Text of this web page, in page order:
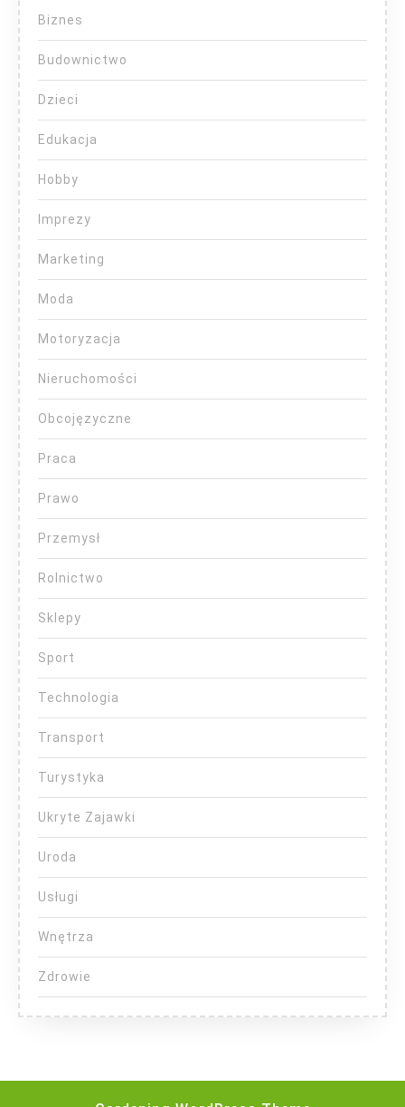
Biznes
Budownictwo
Dzieci
Edukacja
Hobby
Imprezy
Marketing
Moda
Motoryzacja
Nieruchomości
Obcojęzyczne
Praca
Prawo
Przemysł
Rolnictwo
Sklepy
Sport
Technologia
Transport
Turystyka
Ukryte Zajawki
Uroda
Usługi
Wnętrza
Zdrowie